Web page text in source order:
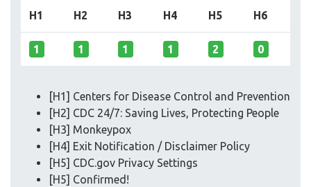
H1 H2 H3 H4 H5 H6
1 1 1 1 2 0
[H1] Centers for Disease Control and Prevention
[H2] CDC 24/7: Saving Lives, Protecting People
[H3] Monkeypox
[H4] Exit Notification / Disclaimer Policy
[H5] CDC.gov Privacy Settings
[H5] Confirmed!